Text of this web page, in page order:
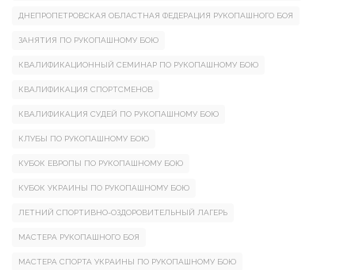
ДНЕПРОПЕТРОВСКАЯ ОБЛАСТНАЯ ФЕДЕРАЦИЯ РУКОПАШНОГО БОЯ
ЗАНЯТИЯ ПО РУКОПАШНОМУ БОЮ
КВАЛИФИКАЦИОННЫЙ СЕМИНАР ПО РУКОПАШНОМУ БОЮ
КВАЛИФИКАЦИЯ СПОРТСМЕНОВ
КВАЛИФИКАЦИЯ СУДЕЙ ПО РУКОПАШНОМУ БОЮ
КЛУБЫ ПО РУКОПАШНОМУ БОЮ
КУБОК ЕВРОПЫ ПО РУКОПАШНОМУ БОЮ
КУБОК УКРАИНЫ ПО РУКОПАШНОМУ БОЮ
ЛЕТНИЙ СПОРТИВНО-ОЗДОРОВИТЕЛЬНЫЙ ЛАГЕРЬ
МАСТЕРА РУКОПАШНОГО БОЯ
МАСТЕРА СПОРТА УКРАИНЫ ПО РУКОПАШНОМУ БОЮ